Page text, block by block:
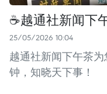
☕️越通社新闻下
25/05/2026 10:04
越通社新闻下午茶
钟，知晓天下事！